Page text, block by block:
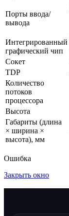
Порты ввода/
вывода
Интегрированный
графический чип
Сокет
TDP
Количество
потоков
процессора
Высота
Габариты (длина
× ширина ×
высота), мм
Ошибка
Закрыть окно